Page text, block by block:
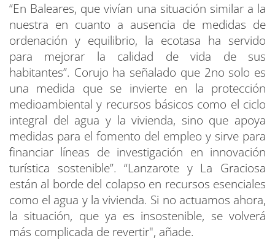
“En Baleares, que vivían una situación similar a la
nuestra en cuanto a ausencia de medidas de
ordenación y equilibrio, la ecotasa ha servido
para mejorar la calidad de vida de sus
habitantes”. Corujo ha señalado que 2no solo es
una medida que se invierte en la protección
medioambiental y recursos básicos como el ciclo
integral del agua y la vivienda, sino que apoya
medidas para el fomento del empleo y sirve para
financiar líneas de investigación en innovación
turística sostenible”. “Lanzarote y La Graciosa
están al borde del colapso en recursos esenciales
como el agua y la vivienda. Si no actuamos ahora,
la situación, que ya es insostenible, se volverá
más complicada de revertir", añade.